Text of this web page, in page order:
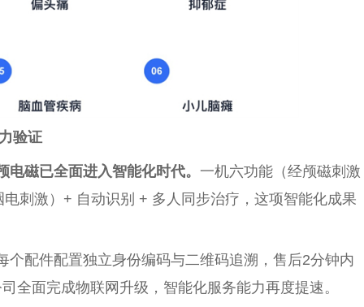
验证
磁已全面进入智能化时代。 一机六功能（经颅磁刺激
电刺激）+ 自动识别 + 多人同步治疗，这项智能化成果
个配件配置独立身份编码与二维码追溯，售后2分钟内
全面完成物联网升级，智能化服务能力再度提速。